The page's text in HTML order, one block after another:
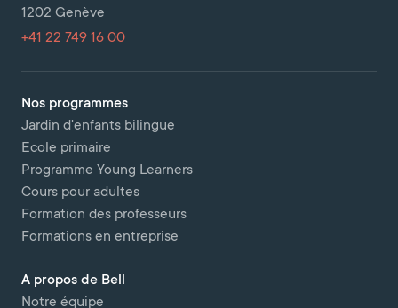
Nos programmes
Jardin d'enfants bilingue
Ecole primaire
Programme Young Learners
Cours pour adultes
Formation des professeurs
Formations en entreprise
A propos de Bell
Notre équipe
1202 Genève
+41 22 749 16 00